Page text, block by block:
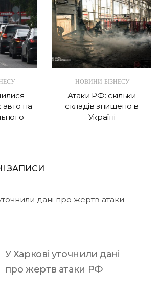
авто на
НОВИНИ БІЗНЕСУ
Атаки РФ: скільки
складів знищено в
Україні
ЗАПИСИ
дані про жертв атаки
У Харкові уточнили дані
про жертв атаки РФ